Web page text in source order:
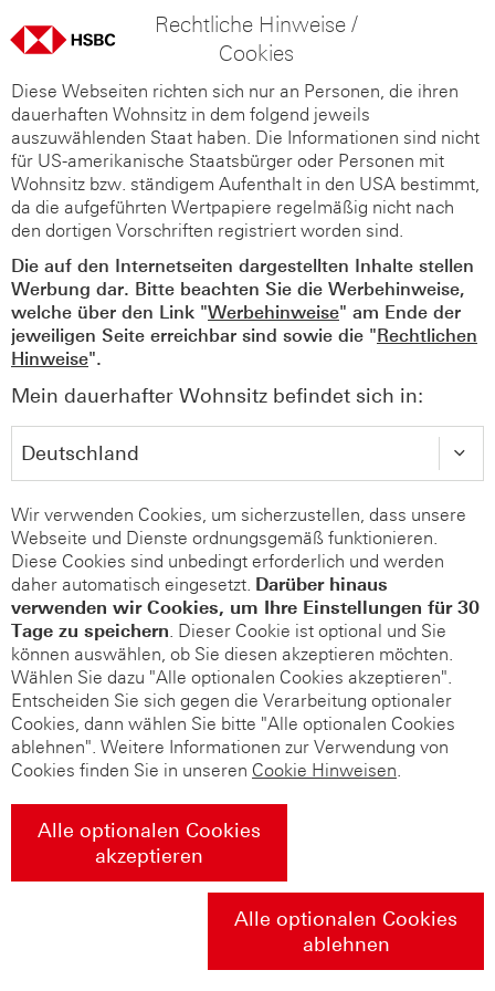
Rechtliche Hinweise /
Cookies
Diese Webseiten richten sich nur an Personen, die ihren
dauerhaften Wohnsitz in dem folgend jeweils
auszuwählenden Staat haben. Die Informationen sind nicht
für US-amerikanische Staatsbürger oder Personen mit
Wohnsitz bzw. ständigem Aufenthalt in den USA bestimmt,
da die aufgeführten Wertpapiere regelmäßig nicht nach
den dortigen Vorschriften registriert worden sind.
Die auf den Internetseiten dargestellten Inhalte stellen
Werbung dar. Bitte beachten Sie die Werbehinweise,
welche über den Link "Werbehinweise" am Ende der
jeweiligen Seite erreichbar sind sowie die "Rechtlichen
Hinweise".
Mein dauerhafter Wohnsitz befindet sich in:
Wir verwenden Cookies, um sicherzustellen, dass unsere
Webseite und Dienste ordnungsgemäß funktionieren.
Diese Cookies sind unbedingt erforderlich und werden
daher automatisch eingesetzt. Darüber hinaus
verwenden wir Cookies, um Ihre Einstellungen für 30
Tage zu speichern. Dieser Cookie ist optional und Sie
können auswählen, ob Sie diesen akzeptieren möchten.
Wählen Sie dazu "Alle optionalen Cookies akzeptieren".
Entscheiden Sie sich gegen die Verarbeitung optionaler
Cookies, dann wählen Sie bitte "Alle optionalen Cookies
ablehnen". Weitere Informationen zur Verwendung von
Cookies finden Sie in unseren Cookie Hinweisen.
Alle optionalen Cookies
akzeptieren
Alle optionalen Cookies
ablehnen